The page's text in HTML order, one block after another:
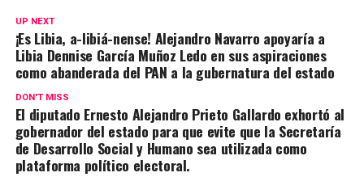
UP NEXT
¡Es Libia, a-libiá-nense! Alejandro Navarro apoyaría a
Libia Dennise García Muñoz Ledo en sus aspiraciones
como abanderada del PAN a la gubernatura del estado
DON'T MISS
El diputado Ernesto Alejandro Prieto Gallardo exhortó al
gobernador del estado para que evite que la Secretaría
de Desarrollo Social y Humano sea utilizada como
plataforma político electoral.